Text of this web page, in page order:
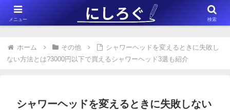
※このサイトはアフィリエイト広告（Amazonアソシエイト含む）を掲載
しています。
ホーム その他
シャワーヘッドを変えるときに失敗し
ない方法とは?3000円以下で買えるシャワーヘッド3選も紹介
シャワーヘッドを変えるときに失敗しない
メニュー 検索